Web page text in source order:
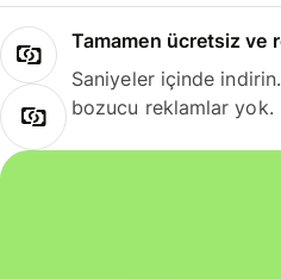
Tamamen ücretsiz ve
Saniyeler içinde
bozucu reklamlar yok.